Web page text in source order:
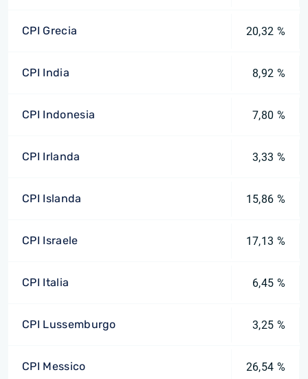
CPI Grecia 20,32 %
CPI India 8,92 %
CPI Indonesia 7,80 %
CPI Irlanda 3,33 %
CPI Islanda 15,86 %
CPI Israele 17,13 %
CPI Italia 6,45 %
CPI Lussemburgo 3,25 %
CPI Messico 26,54 %